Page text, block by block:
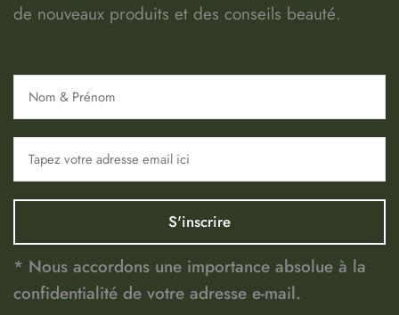
de nouveaux produits et des conseils beauté.
* Nous accordons une importance absolue à la
confidentialité de votre adresse e-mail.